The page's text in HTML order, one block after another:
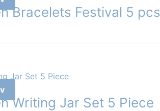
Bracelets Festival 5 pcs
Writing Jar Set 5 Piece